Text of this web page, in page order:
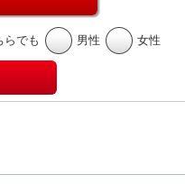
らでも 男性 女性